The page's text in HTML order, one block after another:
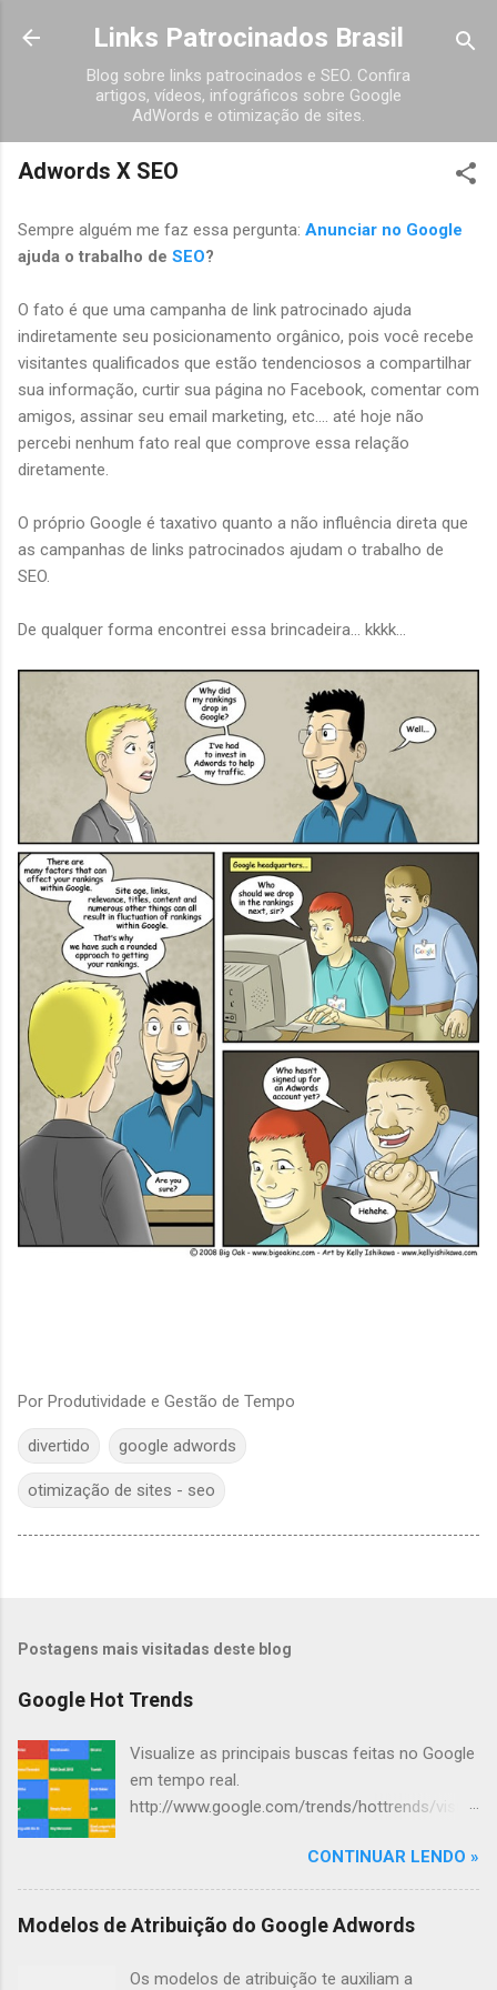
Pular para o conteúdo principal
Links Patrocinados Brasil
Blog sobre links patrocinados e SEO. Confira
artigos, vídeos, infográficos sobre Google
AdWords e otimização de sites.
Adwords X SEO
Sempre alguém me faz essa pergunta: Anunciar no Google
ajuda o trabalho de SEO?
O fato é que uma campanha de link patrocinado ajuda
indiretamente seu posicionamento orgânico, pois você recebe
visitantes qualificados que estão tendenciosos a compartilhar
sua informação, curtir sua página no Facebook, comentar com
amigos, assinar seu email marketing, etc.... até hoje não
percebi nenhum fato real que comprove essa relação
diretamente.
O próprio Google é taxativo quanto a não influência direta que
as campanhas de links patrocinados ajudam o trabalho de
SEO.
De qualquer forma encontrei essa brincadeira... kkkk...
Por Produtividade e Gestão de Tempo
divertido google adwords
otimização de sites - seo
Postagens mais visitadas deste blog
Google Hot Trends
Visualize as principais buscas feitas no Google
em tempo real.
http://www.google.com/trends/hottrends/visual
CONTINUAR LENDO »
Modelos de Atribuição do Google Adwords
Os modelos de atribuição te auxiliam a